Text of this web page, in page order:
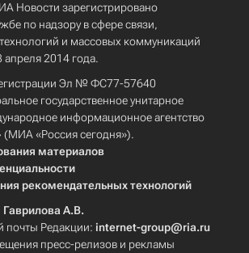
Новости зарегистрировано
по надзору в сфере связи,
и массовых коммуникаций
2014 года.
Эл № ФС77-57640
государственное унитарное
информационное агентство
(МИА «Россия сегодня»).
материалов
рекомендательных технологий
Гаврилова А.В.
почты Редакции: internet-group@ria.ru
пресс-релизов и рекламы